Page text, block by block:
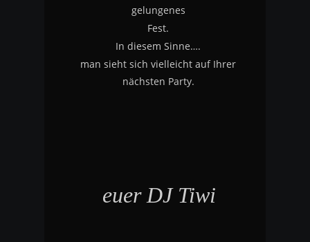
gelungenes
Fest.
In diesem Sinne….
man sieht sich vielleicht auf Ihrer
nächsten Party.
euer DJ Tiwi